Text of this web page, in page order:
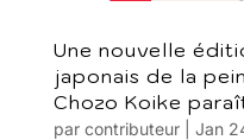
Une nouvelle
japonais de la
Chozo Koike
par contributeur| Jan